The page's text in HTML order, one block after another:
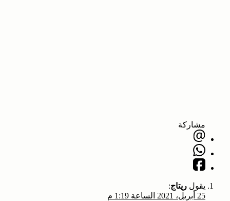
مشاركة
يقول ريتاج:
25 أبريل، 2021 الساعة 1:19 م